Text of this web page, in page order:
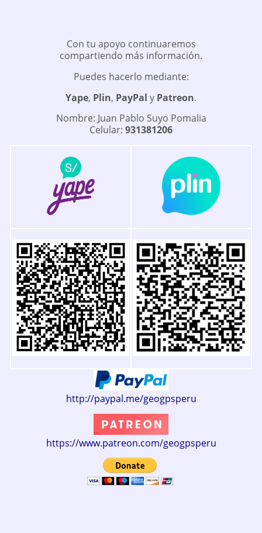
Con tu apoyo continuaremos
compartiendo más información.
Puedes hacerlo mediante:
Yape, Plin, PayPal y Patreon.
Nombre: Juan Pablo Suyo Pomalia
Celular: 931381206
http://paypal.me/geogpsperu
https://www.patreon.com/geogpsperu